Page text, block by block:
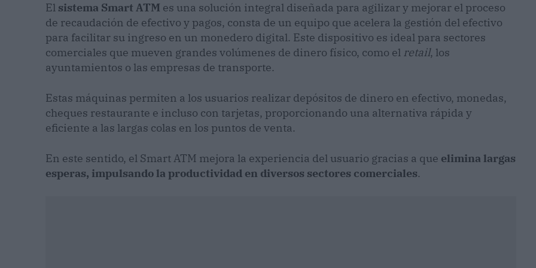
El sistema Smart ATM es una solución integral diseñada para agilizar y mejorar el proceso
de recaudación de efectivo y pagos, consta de un equipo que acelera la gestión del efectivo
para facilitar su ingreso en un monedero digital. Este dispositivo es ideal para sectores
comerciales que mueven grandes volúmenes de dinero físico, como el retail, los
ayuntamientos o las empresas de transporte.
Estas máquinas permiten a los usuarios realizar depósitos de dinero en efectivo, monedas,
cheques restaurante e incluso con tarjetas, proporcionando una alternativa rápida y
eficiente a las largas colas en los puntos de venta.
En este sentido, el Smart ATM mejora la experiencia del usuario gracias a que elimina largas
esperas, impulsando la productividad en diversos sectores comerciales.